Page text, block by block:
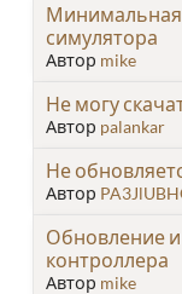
Минимальная
симулятора
Автор mike
Не могу
Автор palankar
Не
Автор
Обновление и
контроллера
Автор mike